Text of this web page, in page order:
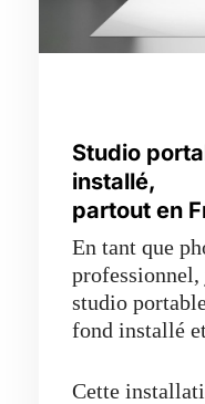
Studio
installé,
partout en
En tant que
professionnel,
studio
fond installé
Cette